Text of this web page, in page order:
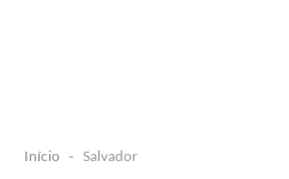
Início - Salvador